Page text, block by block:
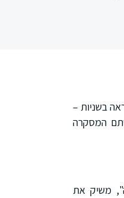
בשניות –
המסקרה
משיק את